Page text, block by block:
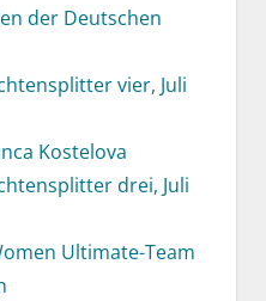
der Deutschen
vier, Juli
Kostelova
drei, Juli
Ultimate-Team